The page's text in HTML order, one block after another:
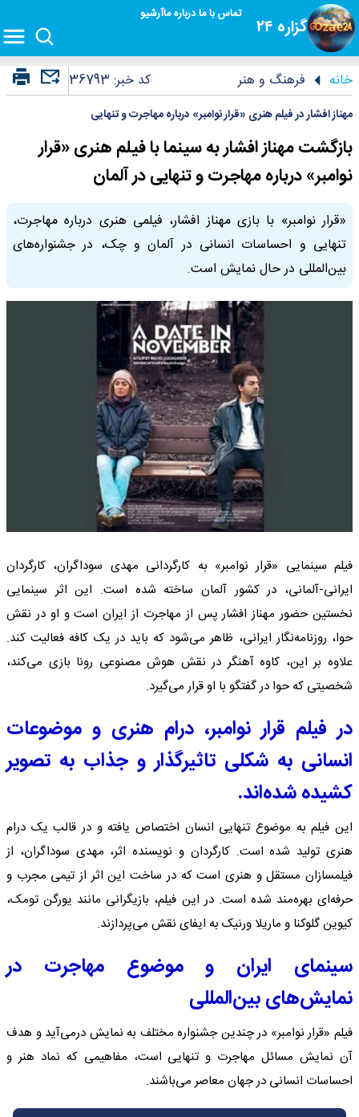
گزاره ۲۴
تماس با مادرباره ماآرشیو
خانه فرهنگ و هنر کد خبر: 36793
مهناز افشار در فیلم هنری «قرار نوامبر» درباره مهاجرت و تنهایی
بازگشت مهناز افشار به سینما با فیلم هنری «قرار
نوامبر» درباره مهاجرت و تنهایی در آلمان
«قرار نوامبر» با بازی مهناز افشار، فیلمی هنری درباره مهاجرت،
تنهایی و احساسات انسانی در آلمان و چک، در جشنواره‌های
بین‌المللی در حال نمایش است.
فیلم سینمایی «قرار نوامبر» به کارگردانی مهدی سوداگران، کارگردان
ایرانی-آلمانی، در کشور آلمان ساخته شده است. این اثر سینمایی
نخستین حضور مهناز افشار پس از مهاجرت از ایران است و او در نقش
حوا، روزنامه‌نگار ایرانی، ظاهر می‌شود که باید در یک کافه فعالیت کند.
علاوه بر این، کاوه آهنگر در نقش هوش مصنوعی رونا بازی می‌کند،
شخصیتی که حوا در گفتگو با او قرار می‌گیرد.
در فیلم قرار نوامبر، درام هنری و موضوعات
انسانی به شکلی تاثیرگذار و جذاب به تصویر
کشیده شده‌اند.
این فیلم به موضوع تنهایی انسان اختصاص یافته و در قالب یک درام
هنری تولید شده است. کارگردان و نویسنده اثر، مهدی سوداگران، از
فیلمسازان مستقل و هنری است که در ساخت این اثر از تیمی مجرب و
حرفه‌ای بهره‌مند شده است. در این فیلم، بازیگرانی مانند یورگن تومک،
کیوین گلوکنا و ماریلا ورنیک به ایفای نقش می‌پردازند.
سینمای ایران و موضوع مهاجرت در
نمایش‌های بین‌المللی
فیلم «قرار نوامبر» در چندین جشنواره مختلف به نمایش درمی‌آید و هدف
آن نمایش مسائل مهاجرت و تنهایی است، مفاهیمی که نماد هنر و
احساسات انسانی در جهان معاصر می‌باشند.